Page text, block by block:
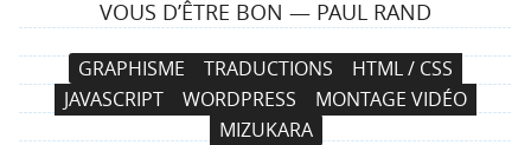
i
g
VOUS D’ÊTRE BON — PAUL RAND
GRAPHISME TRADUCTIONS
HTML / CSS
JAVASCRIPT
WORDPRESS
MONTAGE VIDÉO
MIZUKARA